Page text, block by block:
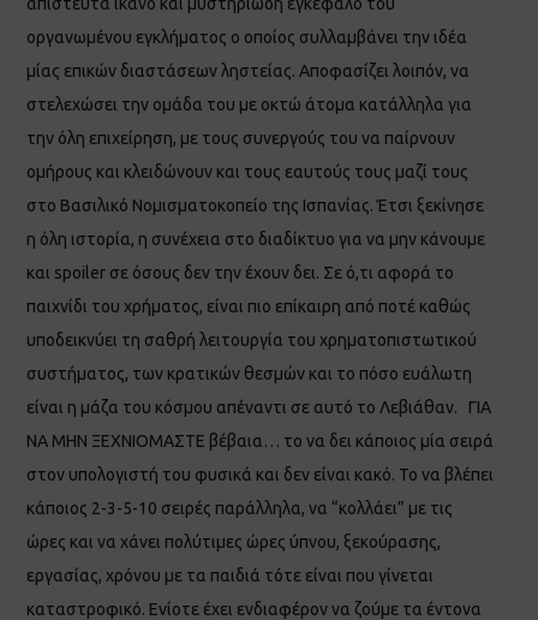
οργανωμένου εγκλήματος ο οποίος συλλαμβάνει την ιδέα
μίας επικών διαστάσεων ληστείας. Αποφασίζει λοιπόν, να
στελεχώσει την ομάδα του με οκτώ άτομα κατάλληλα για
την όλη επιχείρηση, με τους συνεργούς του να παίρνουν
ομήρους και κλειδώνουν και τους εαυτούς τους μαζί τους
στο Βασιλικό Νομισματοκοπείο της Ισπανίας. Έτσι ξεκίνησε
η όλη ιστορία, η συνέχεια στο διαδίκτυο για να μην κάνουμε
και spoiler σε όσους δεν την έχουν δει. Σε ό,τι αφορά το
παιχνίδι του χρήματος, είναι πιο επίκαιρη από ποτέ καθώς
υποδεικνύει τη σαθρή λειτουργία του χρηματοπιστωτικού
συστήματος, των κρατικών θεσμών και το πόσο ευάλωτη
είναι η μάζα του κόσμου απέναντι σε αυτό το Λεβιάθαν. ΓΙΑ
ΝΑ ΜΗΝ ΞΕΧΝΙΟΜΑΣΤΕ βέβαια… το να δει κάποιος μία σειρά
στον υπολογιστή του φυσικά και δεν είναι κακό. Το να βλέπει
κάποιος 2-3-5-10 σειρές παράλληλα, να “κολλάει” με τις
ώρες και να χάνει πολύτιμες ώρες ύπνου, ξεκούρασης,
εργασίας, χρόνου με τα παιδιά τότε είναι που γίνεται
καταστροφικό. Ενίοτε έχει ενδιαφέρον να ζούμε τα έντονα